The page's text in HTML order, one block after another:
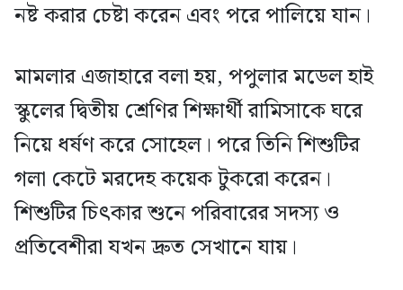
নষ্ট করার চেষ্টা করেন এবং পরে পালিয়ে যান।
মামলার এজাহারে বলা হয়, পপুলার মডেল হাই
স্কুলের দ্বিতীয় শ্রেণির শিক্ষার্থী রামিসাকে ঘরে
নিয়ে ধর্ষণ করে সোহেল। পরে তিনি শিশুটির
গলা কেটে মরদেহ কয়েক টুকরো করেন।
শিশুটির চিৎকার শুনে পরিবারের সদস্য ও
প্রতিবেশীরা যখন দ্রুত সেখানে যায়।